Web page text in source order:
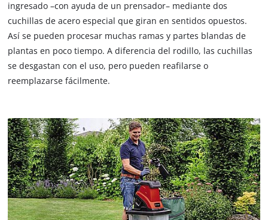
ingresado –con ayuda de un prensador– mediante dos
cuchillas de acero especial que giran en sentidos opuestos.
Así se pueden procesar muchas ramas y partes blandas de
plantas en poco tiempo. A diferencia del rodillo, las cuchillas
se desgastan con el uso, pero pueden reafilarse o
reemplazarse fácilmente.